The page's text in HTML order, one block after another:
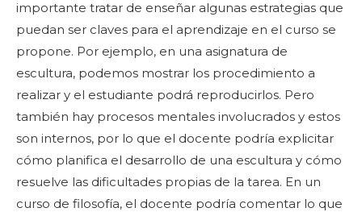
importante tratar de enseñar algunas estrategias que
puedan ser claves para el aprendizaje en el curso se
propone. Por ejemplo, en una asignatura de
escultura, podemos mostrar los procedimiento a
realizar y el estudiante podrá reproducirlos. Pero
también hay procesos mentales involucrados y estos
son internos, por lo que el docente podría explicitar
cómo planifica el desarrollo de una escultura y cómo
resuelve las dificultades propias de la tarea. En un
curso de filosofía, el docente podría comentar lo que